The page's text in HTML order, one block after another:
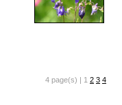
4 page(s) | 1 2 3 4